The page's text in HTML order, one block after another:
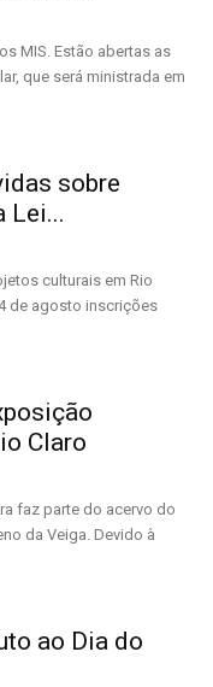
MIS. Estão abertas as
que será ministrada em
sobre
Lei...
culturais em Rio
de agosto inscrições
Claro
faz parte do acervo do
da Veiga. Devido à
ao Dia do